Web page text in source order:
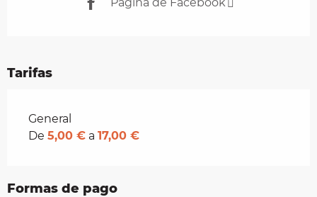
Tarifas
Tarifas 2026
General
De 5,00 € a 17,00 €
Formas de pago